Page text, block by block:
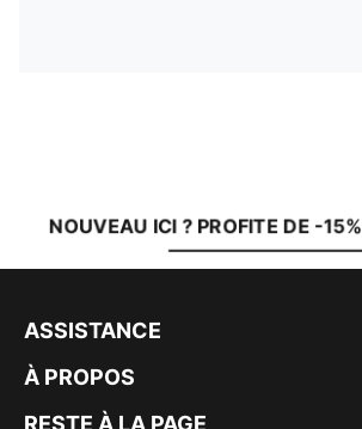
NOUVEAU ICI ? PROFITE DE -15%
ASSISTANCE
À PROPOS
RESTE À LA PAGE